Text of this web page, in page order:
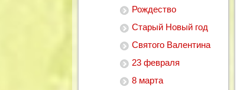
Рождество
Старый Новый год
Святого Валентина
23 февраля
8 марта